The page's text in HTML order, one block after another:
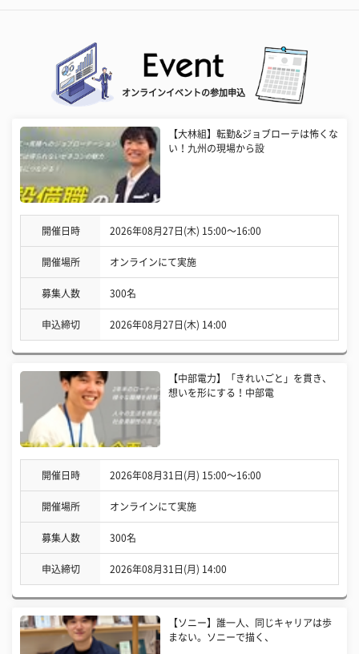
オンラインイベントの参加申込
【大林組】転勤&ジョブローテは怖くな
い！九州の現場から設
開催日時 2026年08月27日(木) 15:00〜16:00
開催場所 オンラインにて実施
募集人数 300名
申込締切 2026年08月27日(木) 14:00
【中部電力】「きれいごと」を貫き、
想いを形にする！中部電
開催日時 2026年08月31日(月) 15:00〜16:00
開催場所 オンラインにて実施
募集人数 300名
申込締切 2026年08月31日(月) 14:00
【ソニー】誰一人、同じキャリアは歩
まない。ソニーで描く、